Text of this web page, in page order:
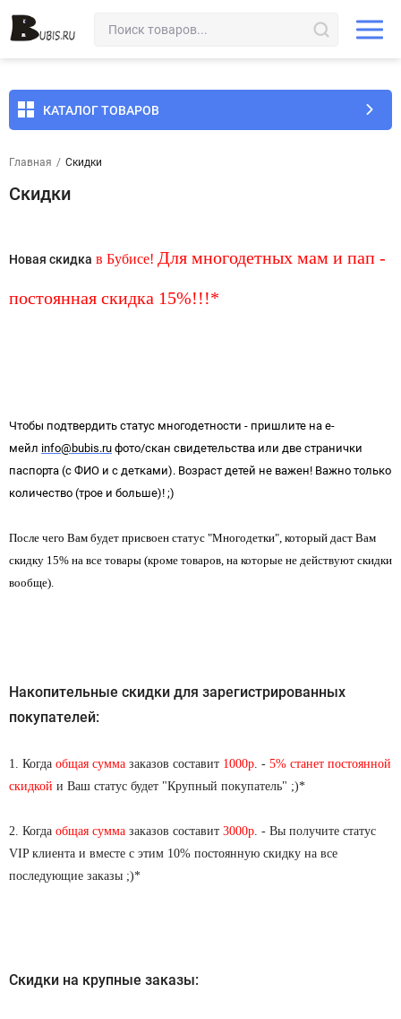
КАТАЛОГ ТОВАРОВ
Главная / Скидки
Скидки
Новая скидка в Бубисе! Для многодетных мам и пап -
постоянная скидка 15%!!!*
Чтобы подтвердить статус многодетности - пришлите на е-
мейл info@bubis.ru фото/скан свидетельства или две странички
паспорта (с ФИО и с детками). Возраст детей не важен! Важно только
количество (трое и больше)! ;)
После чего Вам будет присвоен статус "Многодетки", который даст Вам
скидку 15% на все товары (кроме товаров, на которые не действуют скидки
вообще).
Накопительные скидки для зарегистрированных
покупателей:
1. Когда общая сумма заказов составит 1000р. - 5% станет постоянной
скидкой и Ваш статус будет "Крупный покупатель" ;)*
2. Когда общая сумма заказов составит 3000р. - Вы получите статус
VIP клиента и вместе с этим 10% постоянную скидку на все
последующие заказы ;)*
Скидки на крупные заказы: